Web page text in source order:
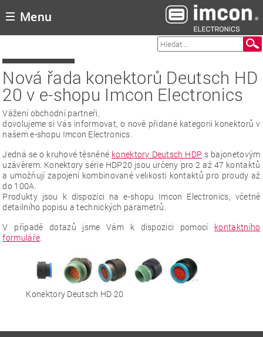
Menu
Nová řada konektorů Deutsch HD
20 v e-shopu Imcon Electronics
Vážení obchodní partneři,
dovolujeme si Vás informovat, o nově přidané kategorii konektorů v
našem e-shopu Imcon Electronics.
Jedná se o kruhové těsněné konektory Deutsch HDP s bajonetovým
uzávěrem. Konektory série HDP20 jsou určeny pro 2 až 47 kontaktů
a umožňují zapojení kombinované velikosti kontaktů pro proudy až
do 100A.
Produkty jsou k dispozici na e-shopu Imcon Electronics, včetně
detailního popisu a technických parametrů.
V případě dotazů jsme Vám k dispozici pomocí kontaktního
formuláře.
Konektory Deutsch HD 20